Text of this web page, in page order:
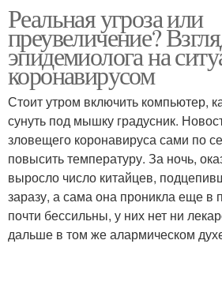
Реальная угроза или
преувеличение?
эпидемиолога на
коронавирусом
Стоит утром включить компьютер,
сунуть под мышку градусник.
зловещего коронавируса сами по
повысить температуру. За ночь,
выросло число китайцев,
заразу, а сама она проникла еще в
почти бессильны, у них нет ни
дальше в том же алармическом